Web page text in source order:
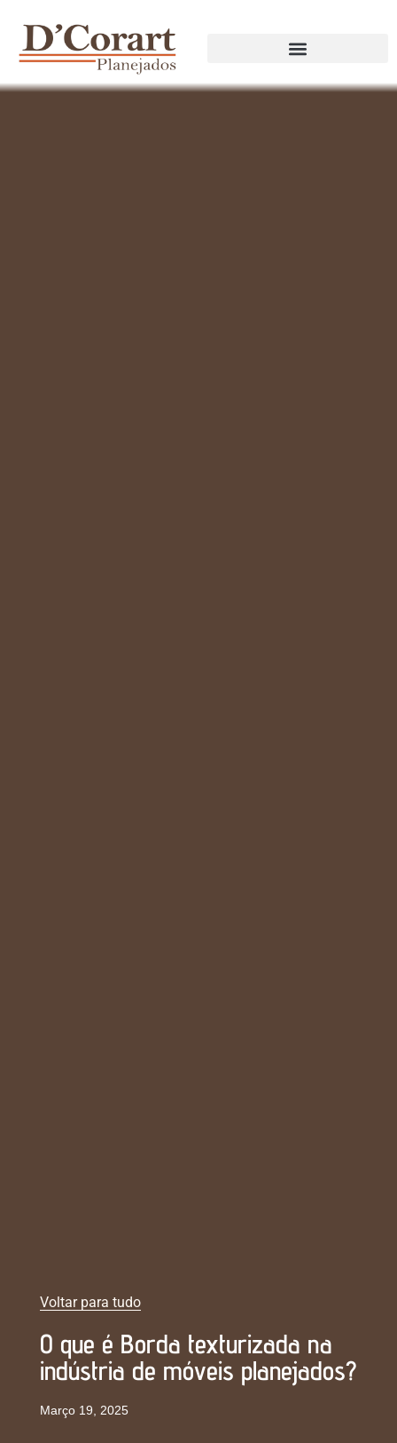
Voltar para tudo
O que é Borda texturizada na
indústria de móveis planejados?
Março 19, 2025